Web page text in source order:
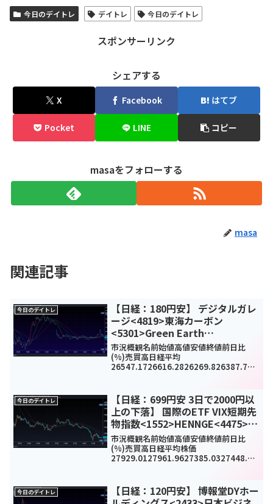
今日のデイトレ デイトレ 今日のデイトレ
スポンサーリンク
シェアする
X Facebook はてブ
Pocket LINE コピー
masaをフォローする
masa
関連記事
今日のデイトレ
【日経：180円安】 デジタルガレ
ージ<4819>東海カーボン
<5301>Green Earth
Institute<9212>今日のデイトレ
12月21日
市況概観名前始値高値安値終値前日比
(%)売買高日経平均
26547.1726616.2826269.826387.72-
2-12.27(-0.64%...
今日のデイトレ
【日経：699円安 3日で2000円以
上の下落】 国際のETF VIX短期先
物指数<1552>HENNGE<4475>三
菱UFJフィナンシャル・グループ
<8306>今日のデイトレ5月13日
市況概観名前始値高値安値終値前日比
(%)売買高日経平均株価
27929.0127961.9627385.0327448.01
351870.961845.721849.04-28...
今日のデイトレ
【日経：120円安】 博報堂DYホー